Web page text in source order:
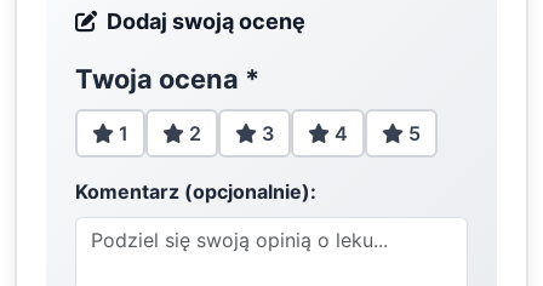
Dodaj swoją ocenę
Twoja ocena *
1 2 3 4 5
Komentarz (opcjonalnie):